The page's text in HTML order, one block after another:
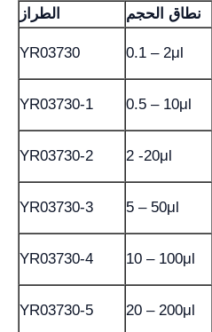
الطراز نطاق الحجم
YR03730 0.1 – 2μl
YR03730-1 0.5 – 10μl
YR03730-2 2 -20μl
YR03730-3 5 – 50μl
YR03730-4 10 – 100μl
YR03730-5 20 – 200μl